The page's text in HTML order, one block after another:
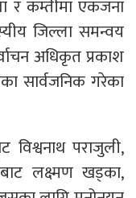
र कम्तीमा एकजना
जिल्ला समन्वय
अधिकृत प्रकाश
सार्वजनिक गरेका
विश्वनाथ पराजुली,
लक्ष्मण खड्का,